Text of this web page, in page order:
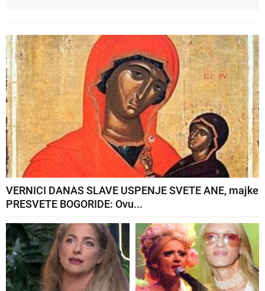
VERNICI DANAS SLAVE USPENJE SVETE ANE, majke
PRESVETE BOGORIDE: Ovu...